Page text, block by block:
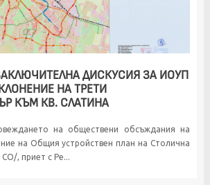
ДИСКУСИЯ ЗА ИОУП
НА ТРЕТИ
КЪМ КВ. СЛАТИНА
на обществени обсъждания на
на Общия устройствен план на Столична
, приет с Ре...